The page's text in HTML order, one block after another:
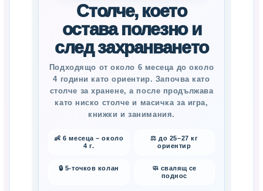
Столче, което
остава полезно и
след захранването
Подходящо от около 6 месеца до около
4 години като ориентир. Започва като
столче за хранене, а после продължава
като ниско столче и масичка за игра,
книжки и занимания.
👶 6 месеца – около
4 г.
⚖️ до 25–27 кг
ориентир
🔒 5-точков колан
🧼 свалящ се
поднос